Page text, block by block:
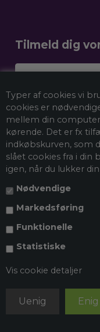
Typer af cookies vi
cookies er
mellem din
kørende. Det er fx
indkøbskurven, som
slået cookies fra i din
igen, når du lukker
Nødvendige
Markedsføring
Funktionelle
Statistiske
Vis cookie detaljer
Tilmeld dig
Dit navn
Email
*Ved at tilmelde dig vores
markedsføring via e-mail
helst.